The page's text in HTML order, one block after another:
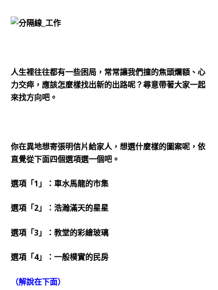
人生裡往往都有一些困局，常常讓我們撞的焦頭爛額、心
力交瘁，應該怎麼樣找出新的出路呢？尋意帶著大家一起
來找方向吧。
你在異地想寄張明信片給家人，想選什麼樣的圖案呢，依
直覺從下面四個選項選一個吧。
選項「1」：車水馬龍的市集
選項「2」：浩瀚滿天的星星
選項「3」：教堂的彩繪玻璃
選項「4」：一般樸實的民房
（解說在下面）